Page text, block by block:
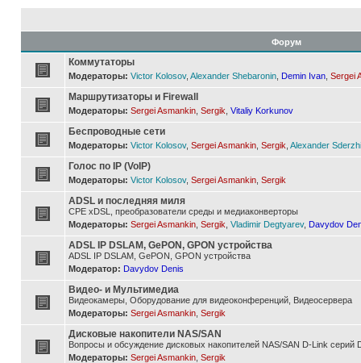
Форум
Коммутаторы
Модераторы: Victor Kolosov, Alexander Shebaronin Demin Ivan Sergei
Маршрутизаторы и Firewall
Модераторы: Sergei Asmankin Sergik Vitaliy Korkunov
Беспроводные сети
Модераторы: Victor Kolosov, Sergei Asmankin Sergik Alexander
Голос по IP (VoIP)
Модераторы: Victor Kolosov, Sergei Asmankin Sergik
ADSL и последняя миля
CPE xDSL, преобразователи среды и медиаконверторы
Модераторы: Sergei Asmankin Sergik Vladimir Degtyarev, Davydov
ADSL IP DSLAM, GePON, GPON устройства
ADSL IP DSLAM, GePON, GPON устройства
Модератор: Davydov Denis
Видео- и Мультимедиа
Видеокамеры, Оборудование для видеоконференций, Видеосервера
Модераторы: Sergei Asmankin Sergik
Дисковые накопители NAS/SAN
Вопросы и обсуждение дисковых накопителей NAS/SAN D-Link серий
Модераторы: Sergei Asmankin Sergik